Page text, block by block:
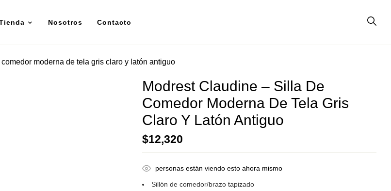
Nosotros Contacto
moderna de tela gris claro y latón antiguo
Modrest Claudine – Silla De
Comedor Moderna De Tela Gris
Claro Y Latón Antiguo
$12,320
personas están viendo esto ahora mismo
Sillón de comedor/brazo tapizado